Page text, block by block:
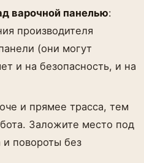
варочной панелью:
производителя
(они могут
и на безопасность, и на
и прямее трасса, тем
Заложите место под
и повороты без